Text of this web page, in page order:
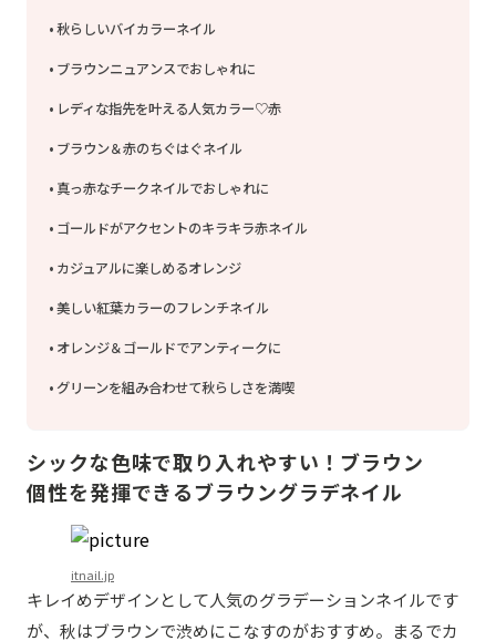
秋らしいバイカラーネイル
ブラウンニュアンスでおしゃれに
レディな指先を叶える人気カラー♡赤
ブラウン＆赤のちぐはぐネイル
真っ赤なチークネイルでおしゃれに
ゴールドがアクセントのキラキラ赤ネイル
カジュアルに楽しめるオレンジ
美しい紅葉カラーのフレンチネイル
オレンジ＆ゴールドでアンティークに
グリーンを組み合わせて秋らしさを満喫
シックな色味で取り入れやすい！ブラウン
個性を発揮できるブラウングラデネイル
itnail.jp
キレイめデザインとして人気のグラデーションネイルです
が、秋はブラウンで渋めにこなすのがおすすめ。まるでカ